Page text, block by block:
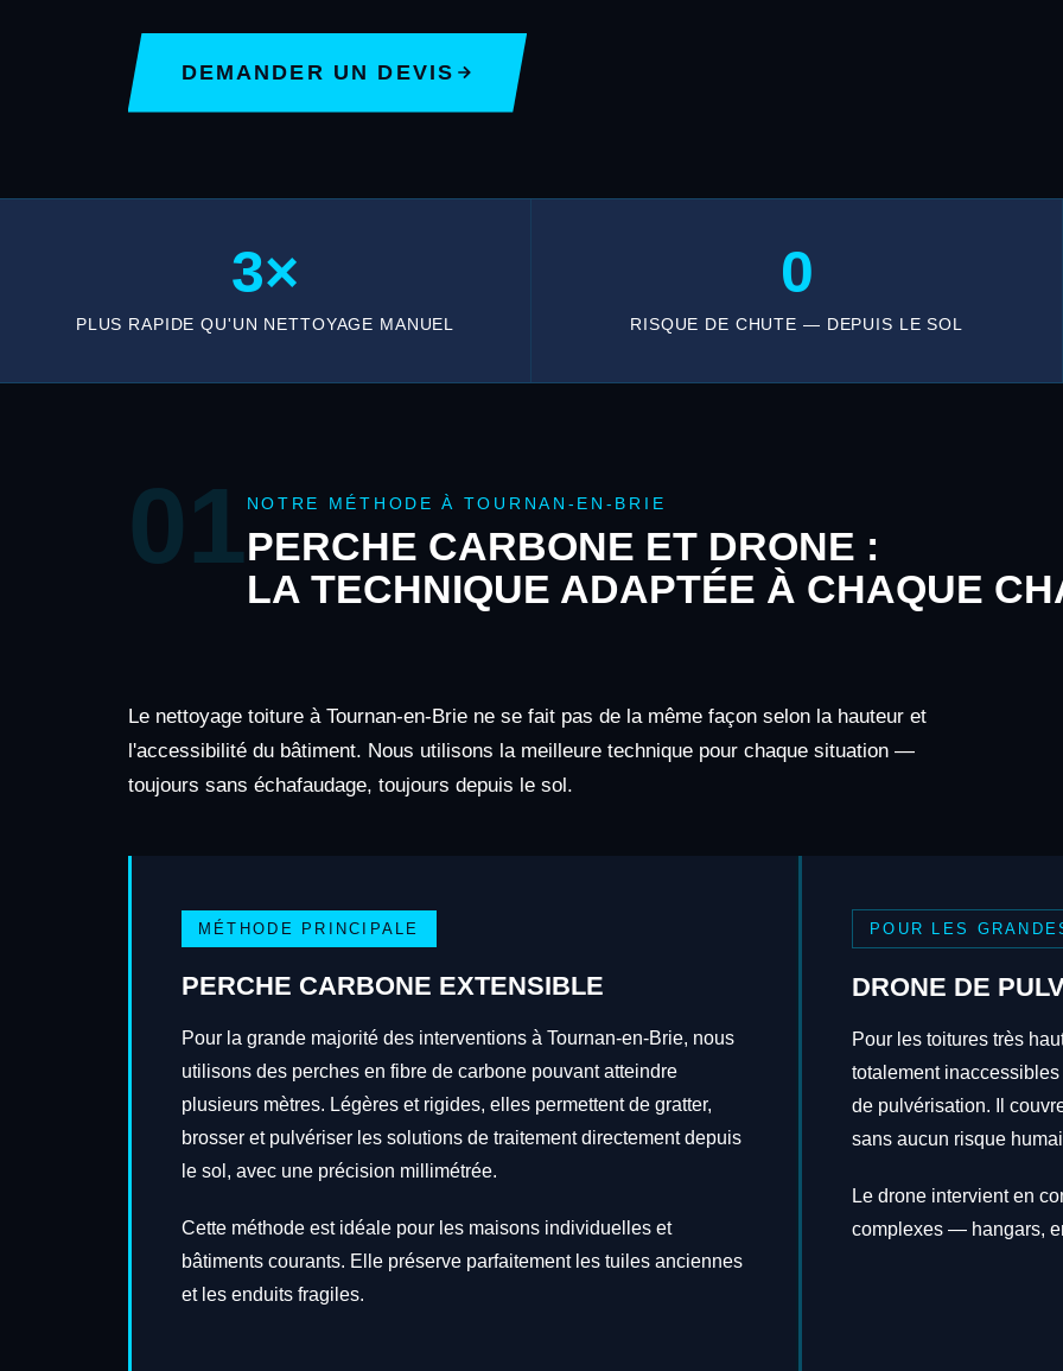
DEMANDER UN DEVIS
3×
PLUS RAPIDE QU'UN NETTOYAGE MANUEL
0
RISQUE DE CHUTE — DEPUIS LE SOL
01 NOTRE MÉTHODE À TOURNAN-EN-BRIE
PERCHE CARBONE ET DRONE :
LA TECHNIQUE ADAPTÉE À CHAQUE
Le nettoyage toiture à Tournan-en-Brie ne se fait pas de la même façon selon la hauteur et
l'accessibilité du bâtiment. Nous utilisons la meilleure technique pour chaque situation —
toujours sans échafaudage, toujours depuis le sol.
MÉTHODE PRINCIPALE
PERCHE CARBONE EXTENSIBLE
Pour la grande majorité des interventions à Tournan-en-Brie, nous
utilisons des perches en fibre de carbone pouvant atteindre
plusieurs mètres. Légères et rigides, elles permettent de gratter,
brosser et pulvériser les solutions de traitement directement depuis
le sol, avec une précision millimétrée.
Cette méthode est idéale pour les maisons individuelles et
bâtiments courants. Elle préserve parfaitement les tuiles anciennes
et les enduits fragiles.
POUR LES
DRONE DE
Pour les toitures très
totalement
de pulvérisation. Il
sans aucun risque
Le drone intervient en
complexes — hangars,